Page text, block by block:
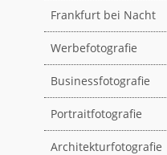
Frankfurt bei Nacht
Werbefotografie
Businessfotografie
Portraitfotografie
Architekturfotografie